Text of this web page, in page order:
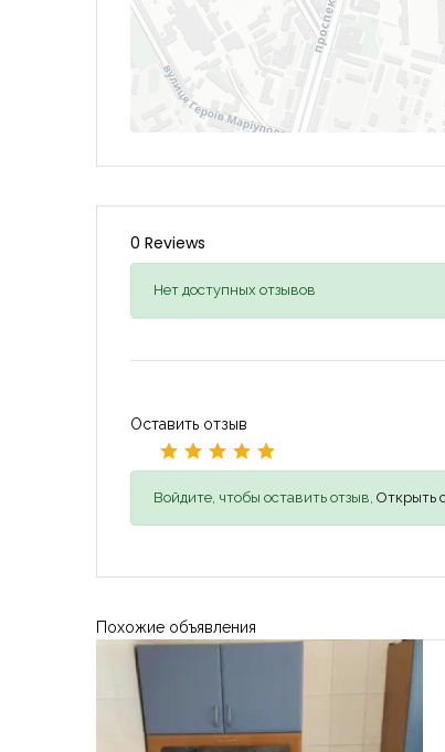
0 Reviews
Нет доступных отзывов
Оставить отзыв
Войдите, чтобы оставить отзыв, Открыть
Похожие объявления